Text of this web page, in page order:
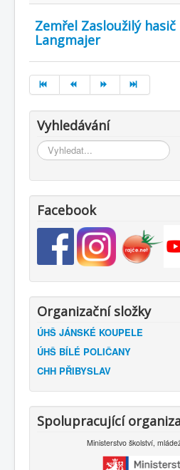
Zemřel Zasloužilý hasič
Langmajer
Vyhledávání
Vyhledávání...
Facebook
Organizační složky
ÚHŠ JÁNSKÉ KOUPELE
ÚHŠ BÍLÉ POLIČANY
CHH PŘIBYSLAV
Spolupracující
Ministerstvo školství,